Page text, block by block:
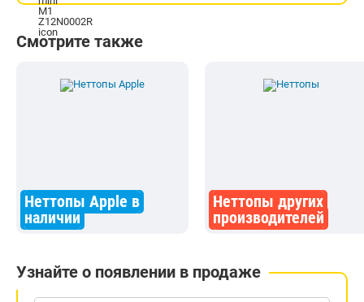
Смотрите также
Неттопы Apple в
наличии
Неттопы других
производителей
Узнайте о появлении в продаже